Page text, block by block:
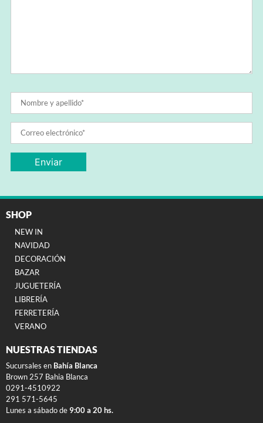
SHOP
NEW IN
NAVIDAD
DECORACIÓN
BAZAR
JUGUETERÍA
LIBRERÍA
FERRETERÍA
VERANO
NUESTRAS TIENDAS
Sucursales en Bahía Blanca
Brown 257 Bahia Blanca
0291-4510922
291 571-5645
Lunes a sábado de 9:00 a 20 hs.